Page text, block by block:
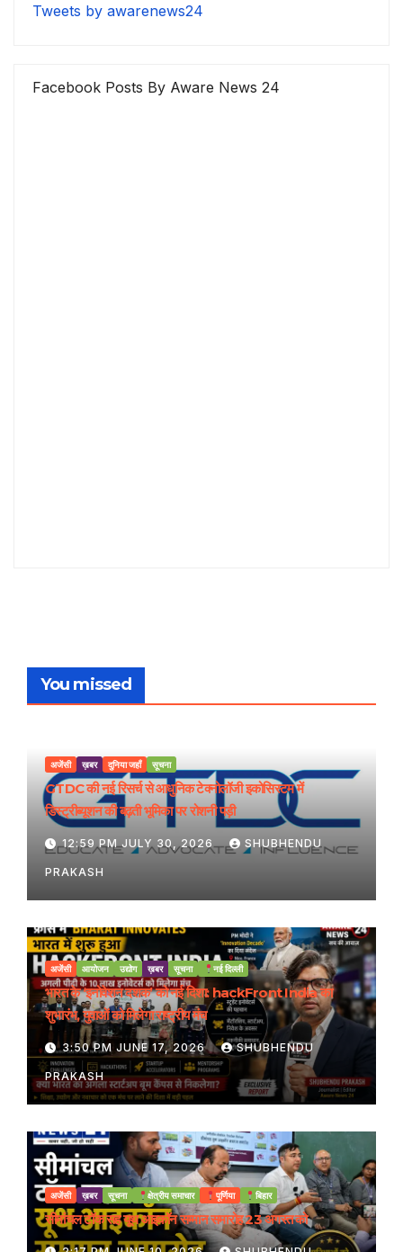
Tweets by awarenews24
Facebook Posts By Aware News 24
You missed
अजेंसी ख़बर दुनिया जहाँ सूचना
GTDC की नई रिसर्च से आधुनिक टेक्नोलॉजी इकोसिस्टम में
डिस्ट्रीब्यूशन की बढ़ती भूमिका पर रोशनी पड़ी
12:59 PM JULY 30, 2026 SHUBHENDU
PRAKASH
अजेंसी आयोजन उद्योग ख़बर सूचना नई दिल्ली
भारत के ‘इनोवेशन दशक’ को नई दिशा: hackFront India का
शुभारंभ, युवाओं को मिलेगा राष्ट्रीय मंच
3:50 PM JUNE 17, 2026 SHUBHENDU
PRAKASH
अजेंसी ख़बर सूचना क्षेत्रीय समाचार पूर्णिया बिहार
सीमांचल टॉक सह यूथ आइकॉन सम्मान समारोह 23 अगस्त को